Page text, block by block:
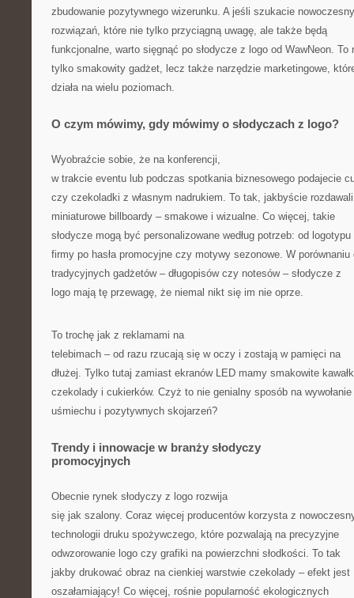
zbudowanie pozytywnego wizerunku. A jeśli szukacie
rozwiązań, które nie tylko przyciągną uwagę, ale także będą
funkcjonalne, warto sięgnąć po słodycze z logo od WawNeon. To
tylko smakowity gadżet, lecz także narzędzie marketingowe,
działa na wielu poziomach.
O czym mówimy, gdy mówimy o słodyczach z logo?
Wyobraźcie sobie, że na konferencji,
w trakcie eventu lub podczas spotkania biznesowego podajecie
czy czekoladki z własnym nadrukiem. To tak, jakbyście rozdawali
miniaturowe billboardy – smakowe i wizualne. Co więcej, takie
słodycze mogą być personalizowane według potrzeb: od logotypu
firmy po hasła promocyjne czy motywy sezonowe. W porównaniu
tradycyjnych gadżetów – długopisów czy notesów – słodycze z
logo mają tę przewagę, że niemal nikt się im nie oprze.
To trochę jak z reklamami na
telebimach – od razu rzucają się w oczy i zostają w pamięci na
dłużej. Tylko tutaj zamiast ekranów LED mamy smakowite
czekolady i cukierków. Czyż to nie genialny sposób na wywołanie
uśmiechu i pozytywnych skojarzeń?
Trendy i innowacje w branży słodyczy
promocyjnych
Obecnie rynek słodyczy z logo rozwija
się jak szalony. Coraz więcej producentów korzysta z
technologii druku spożywczego, które pozwalają na precyzyjne
odwzorowanie logo czy grafiki na powierzchni słodkości. To tak
jakby drukować obraz na cienkiej warstwie czekolady – efekt jest
oszałamiający! Co więcej, rośnie popularność ekologicznych